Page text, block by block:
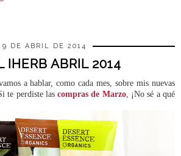
9 DE ABRIL DE 2014
IHERB ABRIL 2014
a hablar, como cada mes, sobre mis nuevas
te perdiste lascompras de Marzo, ¡No sé a qué